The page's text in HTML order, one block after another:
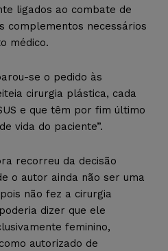
ligados ao combate de
complementos necessários
médico.
se o pedido às
cirurgia plástica, cada
e que têm por fim último
vida do paciente”.
recorreu da decisão
o autor ainda não ser uma
não fez a cirurgia
dizer que ele
feminino,
autorizado de